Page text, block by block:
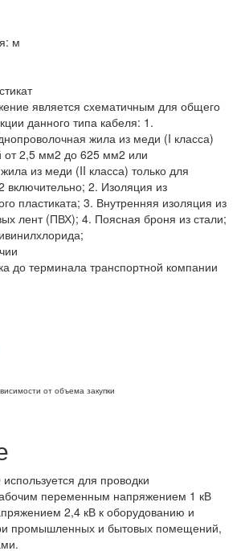
м
является схематичным для общего
данного типа кабеля: 1.
жила из меди (I класса)
от 2,5 мм2 до 625 мм2 или
из меди (II класса) только для
включительно; 2. Изоляция из
пластиката; 3. Внутренняя изоляция из
лент (ПВХ); 4. Поясная броня из стали;
до терминала транспортной компании
от объема закупки
используется для проводки
переменным напряжением 1 кВ
2,4 кВ к оборудованию и
промышленных и бытовых помещений,